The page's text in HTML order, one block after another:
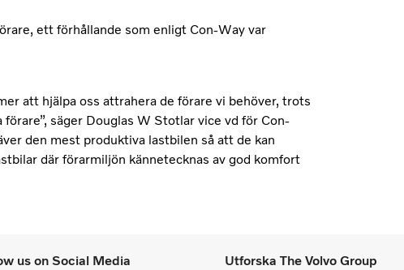
ett förhållande som enligt Con-Way var
att hjälpa oss attrahera de förare vi behöver, trots
säger Douglas W Stotlar vice vd för Con-
den mest produktiva lastbilen så att de kan
där förarmiljön kännetecknas av god komfort
us on Social Media Utforska The Volvo Group